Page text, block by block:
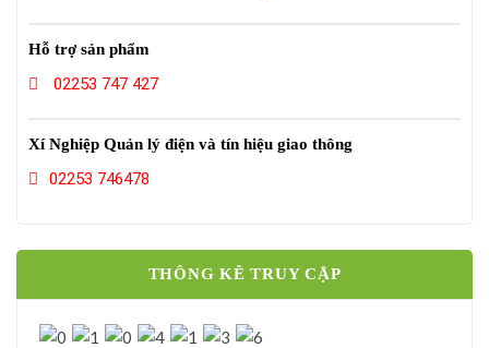
Hỗ trợ sản phẩm
02253 747 427
Xí Nghiệp Quản lý điện và tín hiệu giao thông
02253 746478
THÔNG KÊ TRUY CẬP